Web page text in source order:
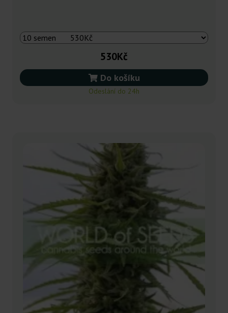
530Kč
Do košíku
Odeslání do 24h